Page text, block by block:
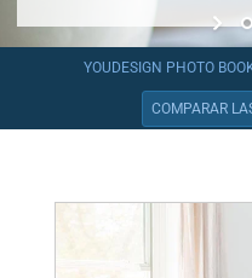
YOUDESIGN PHOTO
COMPARAR